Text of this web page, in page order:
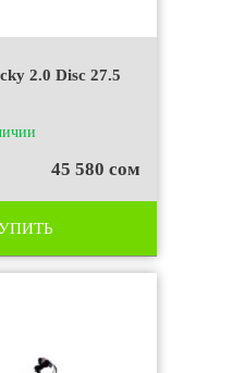
2.0 Disc 27.5
45 580 сом